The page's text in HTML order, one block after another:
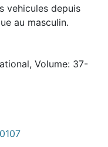
vehicules depuis
au masculin.
Volume: 37-